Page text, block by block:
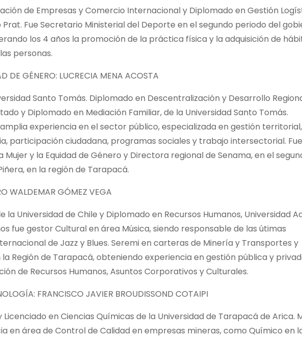
de Empresas y Comercio Internacional y Diplomado en Gestión
Fue Secretario Ministerial del Deporte en el segundo periodo del
los 4 años la promoción de la práctica física y la adquisición de
personas.
DE GÉNERO: LUCRECIA MENA ACOSTA
Santo Tomás. Diplomado en Descentralización y Desarrollo
y Diplomado en Mediación Familiar, de la Universidad Santo Tomás.
experiencia en el sector público, especializada en gestión territorial,
participación ciudadana, programas sociales y trabajo intersectorial. Fue
y la Equidad de Género y Directora regional de Senama, en el
en la región de Tarapacá.
WALDEMAR GÓMEZ VEGA
la Universidad de Chile y Diplomado en Recursos Humanos, Universidad
fue gestor Cultural en área Música, siendo responsable de las útimas
de Jazz y Blues. Seremi en carteras de Minería y Transportes y
Región de Tarapacá, obteniendo experiencia en gestión pública y
de Recursos Humanos, Asuntos Corporativos y Culturales.
FRANCISCO JAVIER BROUDISSOND COTAIPI
en Ciencias Químicas de la Universidad de Tarapacá de Arica.
en área de Control de Calidad en empresas mineras, como Químico en